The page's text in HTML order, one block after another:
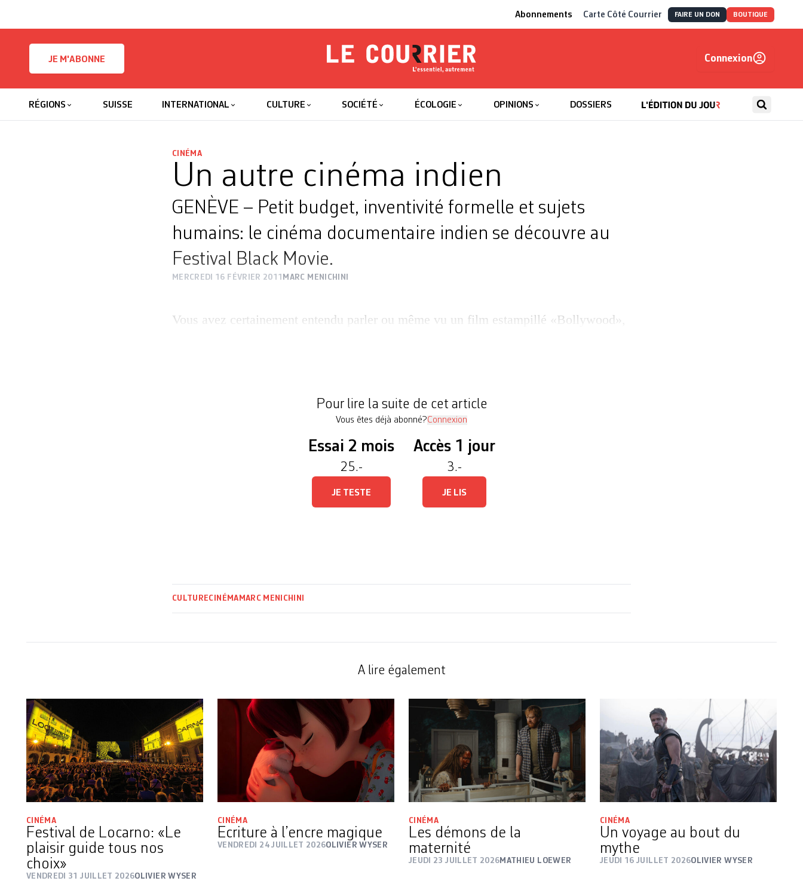
Abonnements Carte Côté Courrier FAIRE UN DON BOUTIQUE
JE M'ABONNE
Le Courrier
Connexion
RÉGIONS SUISSE INTERNATIONAL CULTURE SOCIÉTÉ ÉCOLOGIE OPINIONS DOSSIERS
CINÉMA
Un autre cinéma indien
GENÈVE – Petit budget, inventivité formelle et sujets
humains: le cinéma documentaire indien se découvre au
Festival Black Movie.
MERCREDI 16 FÉVRIER 2011 MARC MENICHINI
Vous avez certainement entendu parler ou même vu un film estampillé «Bollywood»,
Pour lire la suite de cet article
Vous êtes déjà abonné?Connexion
Essai 2 mois
25.-
JE TESTE
Accès 1 jour
3.-
JE LIS
CULTURECINÉMA MARC MENICHINI
A lire également
CINÉMA
Festival de Locarno: «Le
plaisir guide tous nos
choix»
VENDREDI 31 JUILLET 2026OLIVIER WYSER
CINÉMA
Ecriture à l’encre magique
VENDREDI 24 JUILLET 2026OLIVIER WYSER
CINÉMA
Les démons de la
maternité
JEUDI 23 JUILLET 2026 MATHIEU LOEWER
CINÉMA
Un voyage au bout du
mythe
JEUDI 16 JUILLET 2026OLIVIER WYSER